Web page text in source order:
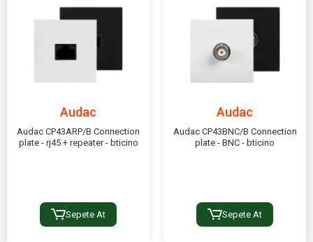
Audac
Audac CP43ARP/B Connection
plate - rj45 + repeater - bticino
Sepete At
Audac
Audac CP43BNC/B Connection
plate - BNC - bticino
Sepete At